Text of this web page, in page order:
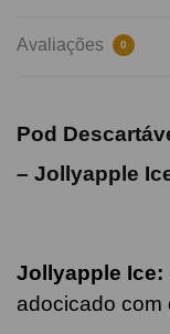
Avaliações 0
Pod
– Jollyapple
Jollyapple Ice:
adocicado com